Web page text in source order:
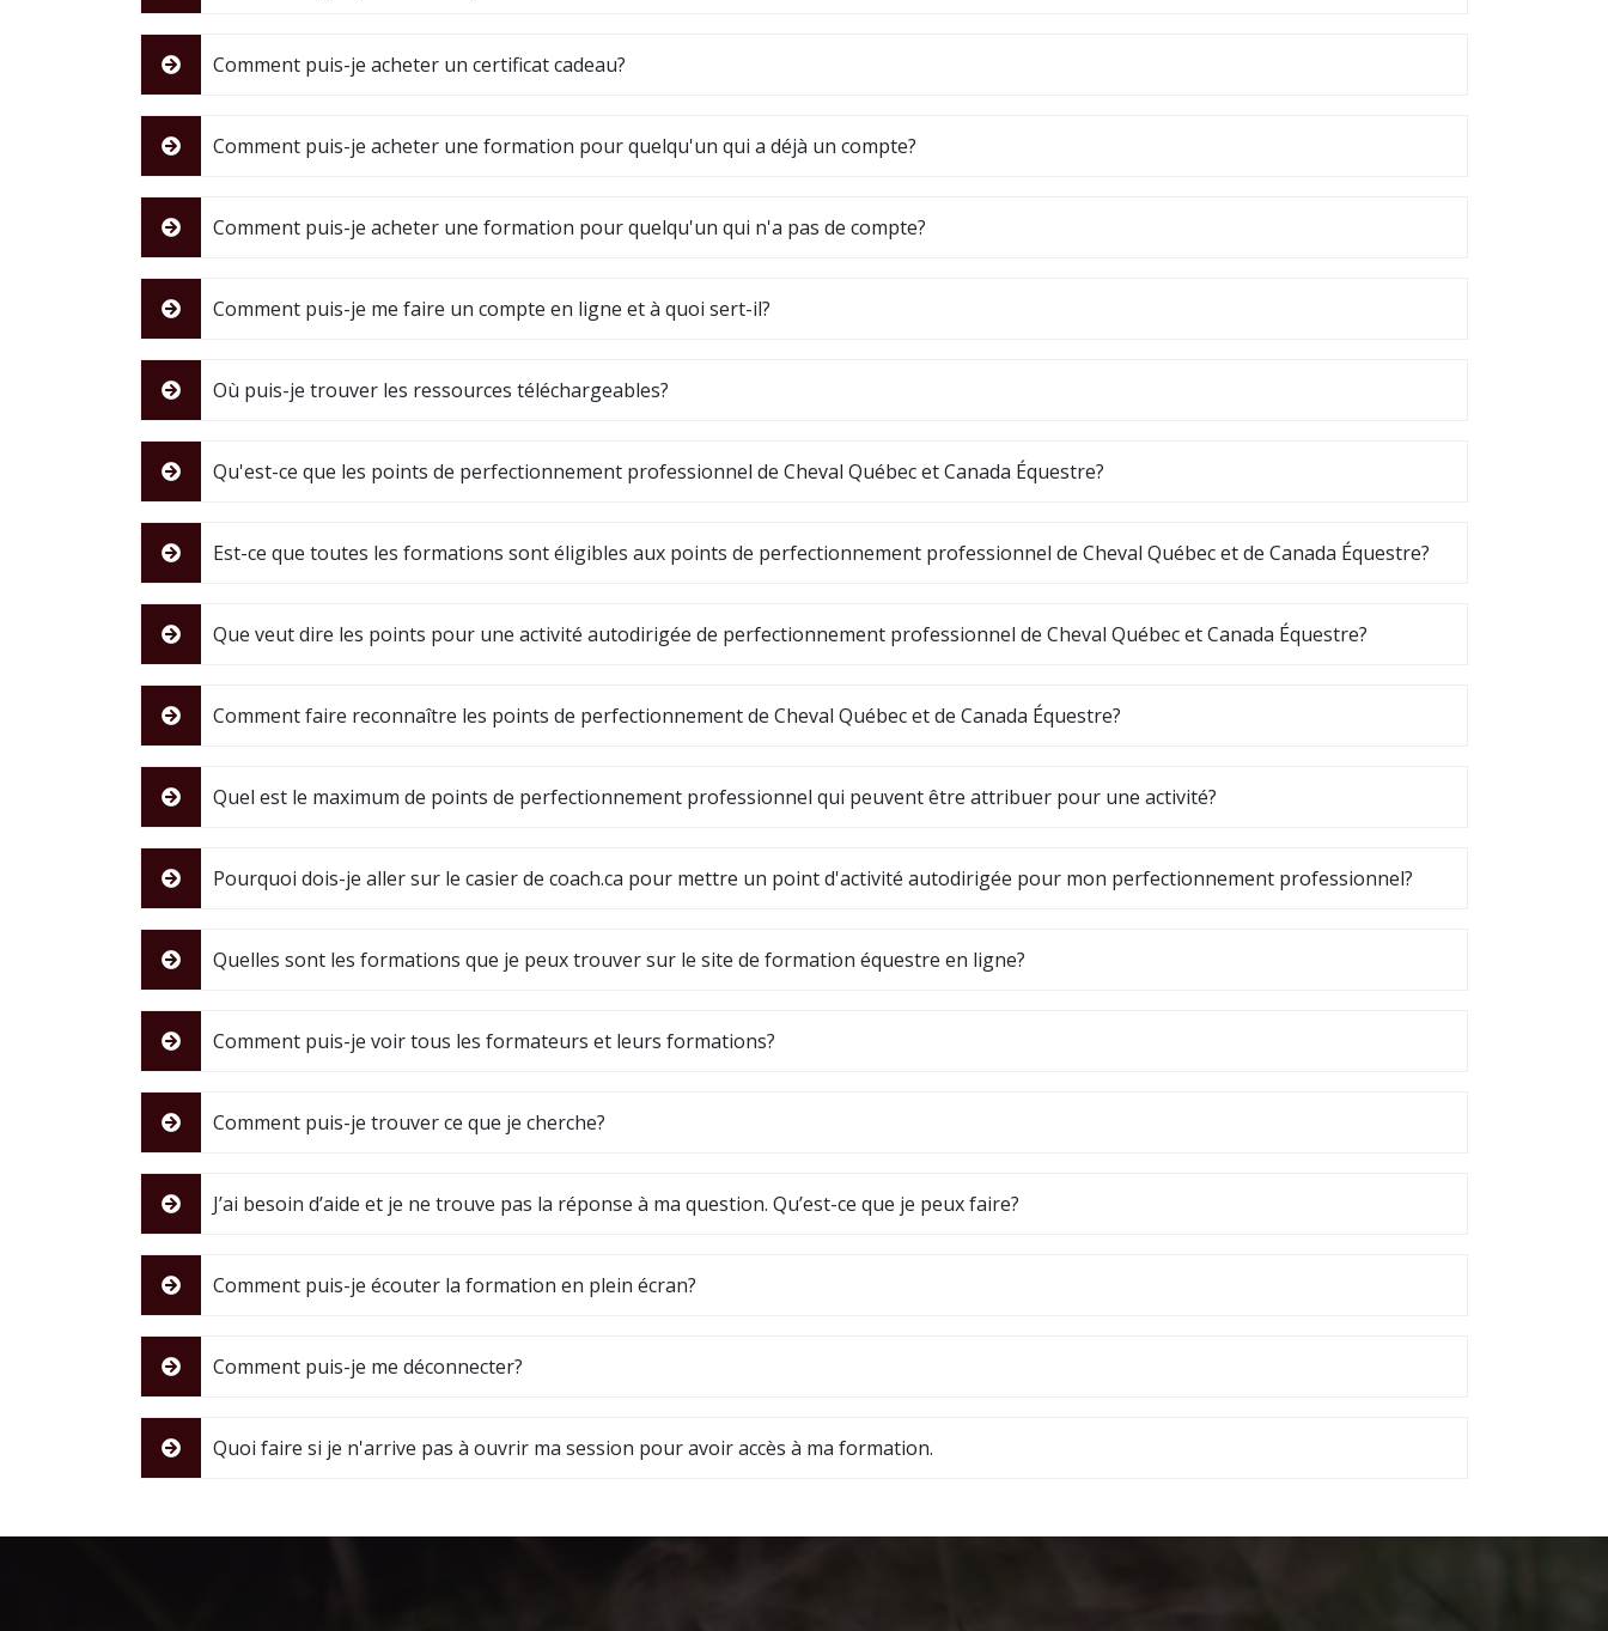
Comment puis-je acheter un certificat cadeau?
Comment puis-je acheter une formation pour quelqu'un qui a déjà un compte?
Comment puis-je acheter une formation pour quelqu'un qui n'a pas de compte?
Comment puis-je me faire un compte en ligne et à quoi sert-il?
Où puis-je trouver les ressources téléchargeables?
Qu'est-ce que les points de perfectionnement professionnel de Cheval Québec et Canada Équestre?
Est-ce que toutes les formations sont éligibles aux points de perfectionnement professionnel de Cheval Québec et de Canada Équestre?
Que veut dire les points pour une activité autodirigée de perfectionnement professionnel de Cheval Québec et Canada Équestre?
Comment faire reconnaître les points de perfectionnement de Cheval Québec et de Canada Équestre?
Quel est le maximum de points de perfectionnement professionnel qui peuvent être attribuer pour une activité?
Pourquoi dois-je aller sur le casier de coach.ca pour mettre un point d'activité autodirigée pour mon perfectionnement professionnel?
Quelles sont les formations que je peux trouver sur le site de formation équestre en ligne?
Comment puis-je voir tous les formateurs et leurs formations?
Comment puis-je trouver ce que je cherche?
J’ai besoin d’aide et je ne trouve pas la réponse à ma question. Qu’est-ce que je peux faire?
Comment puis-je écouter la formation en plein écran?
Comment puis-je me déconnecter?
Quoi faire si je n'arrive pas à ouvrir ma session pour avoir accès à ma formation.